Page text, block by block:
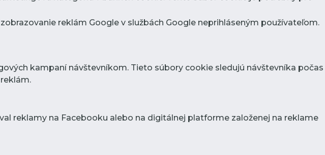
reklám Google v službách Google neprihláseným používateľom.
kampaní návštevníkom. Tieto súbory cookie sledujú návštevníka počas
reklamy na Facebooku alebo na digitálnej platforme založenej na reklame